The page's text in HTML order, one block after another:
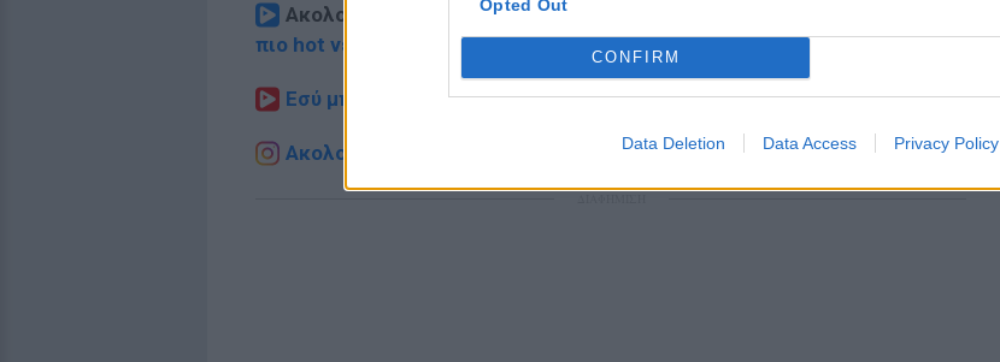
Opted Out
CONFIRM
Data Deletion Data Access Privacy Policy
Ακολουθήστε το E-Radio.gr στο
πιο hot νέα
Εσύ μπήκες στο E-Daily.gr; Τα νέα της ημέρας και ότι σου κάνει κλικ!
Ακολουθήστε το E-Radio.gr και στο Instagram